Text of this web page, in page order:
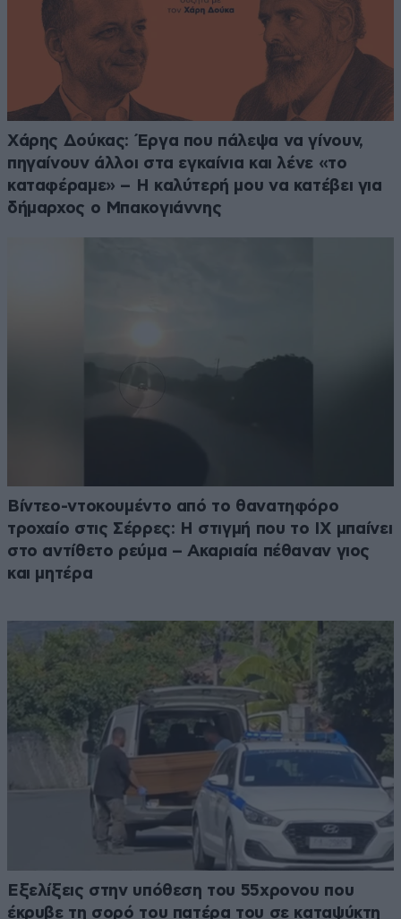
Χάρης Δούκας: Έργα που πάλεψα να γίνουν,
πηγαίνουν άλλοι στα εγκαίνια και λένε «το
καταφέραμε» – Η καλύτερή μου να κατέβει για
δήμαρχος ο Μπακογιάννης
Βίντεο-ντοκουμέντο από το θανατηφόρο
τροχαίο στις Σέρρες: Η στιγμή που το ΙΧ μπαίνει
στο αντίθετο ρεύμα – Ακαριαία πέθαναν γιος
και μητέρα
Εξελίξεις στην υπόθεση του 55χρονου που
έκρυβε τη σορό του πατέρα του σε καταψύκτη